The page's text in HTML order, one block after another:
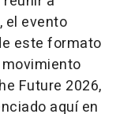
el evento
este formato
Future 2026,
aquí en